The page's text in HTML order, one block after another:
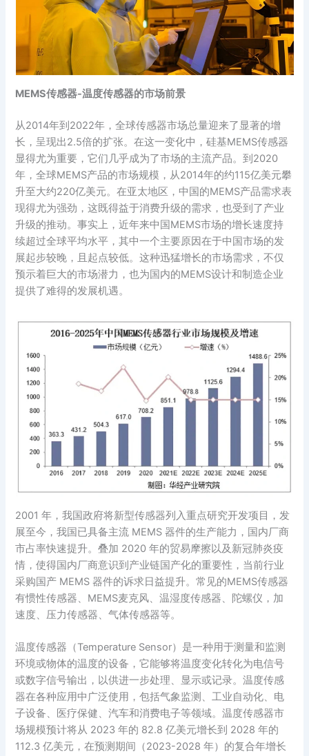
MEMS传感器-温度传感器的市场前景
从2014年到2022年，全球传感器市场总量迎来了显著的增
长，呈现出2.5倍的扩张。在这一变化中，硅基MEMS传感器
显得尤为重要，它们几乎成为了市场的主流产品。到2020
年，全球MEMS产品的市场规模，从2014年的约115亿美元攀
升至大约220亿美元。在亚太地区，中国的MEMS产品需求表
现得尤为强劲，这既得益于消费升级的需求，也受到了产业
升级的推动。事实上，近年来中国MEMS市场的增长速度持
续超过全球平均水平，其中一个主要原因在于中国市场的发
展起步较晚，且起点较低。这种迅猛增长的市场需求，不仅
预示着巨大的市场潜力，也为国内的MEMS设计和制造企业
提供了难得的发展机遇。
2001 年，我国政府将新型传感器列入重点研究开发项目，发
展至今，我国已具备主流 MEMS 器件的生产能力，国内厂商
市占率快速提升。叠加 2020 年的贸易摩擦以及新冠肺炎疫
情，使得国内厂商意识到产业链国产化的重要性，当前行业
采购国产 MEMS 器件的诉求日益提升。常见的MEMS传感器
有惯性传感器、MEMS麦克风、温湿度传感器、陀螺仪，加
速度、压力传感器、气体传感器等。
温度传感器（Temperature Sensor）是一种用于测量和监测
环境或物体的温度的设备，它能够将温度变化转化为电信号
或数字信号输出，以供进一步处理、显示或记录。温度传感
器在各种应用中广泛使用，包括气象监测、工业自动化、电
子设备、医疗保健、汽车和消费电子等领域。温度传感器市
场规模预计将从 2023 年的 82.8 亿美元增长到 2028 年的
112.3 亿美元，在预测期间（2023-2028 年）的复合年增长